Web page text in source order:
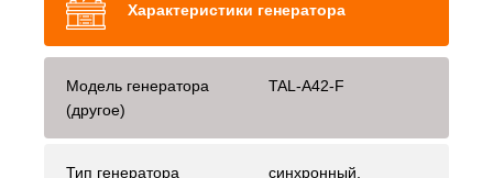
Характеристики генератора
Модель генератора
(другое)
TAL-A42-F
Тип генератора
синхронный,